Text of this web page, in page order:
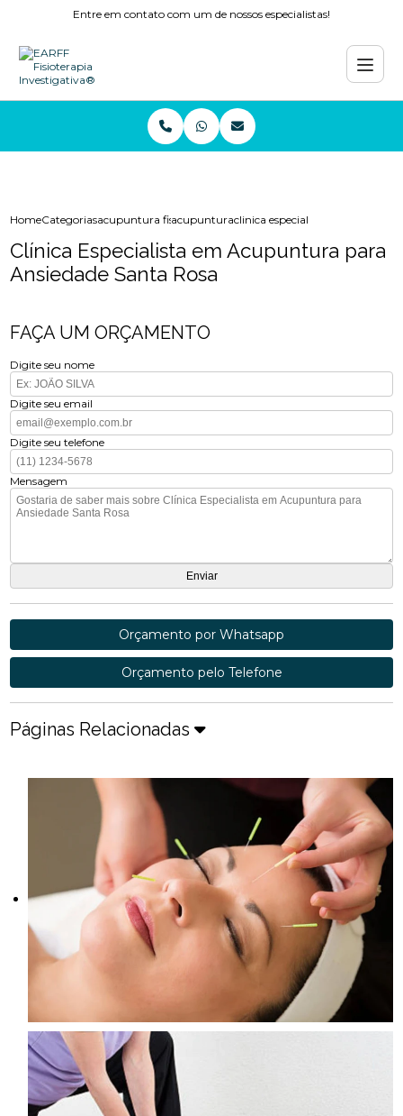
Entre em contato com um de nossos especialistas!
HomeCategoriasacupuntura fisioterapia
acupunturaclinica especialista em
Clínica Especialista em Acupuntura para
Ansiedade Santa Rosa
FAÇA UM ORÇAMENTO
Digite seu nome
Digite seu email
Digite seu telefone
Mensagem
Orçamento por Whatsapp
Orçamento pelo Telefone
Páginas Relacionadas